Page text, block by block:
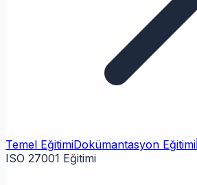
Temel EğitimiDokümantasyon Eğitimi
ISO 27001 Eğitimi